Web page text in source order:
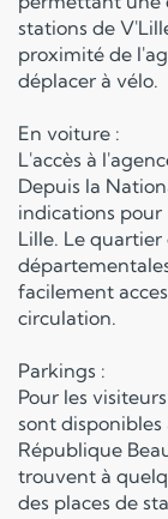
stations de
proximité de
déplacer à vélo.
En voiture :
L'accès à
Depuis la
indications
Lille. Le quartier
facilement
circulation.
Parkings :
Pour les
sont
République
trouvent à
des places de